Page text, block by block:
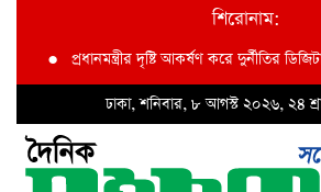
শিরোনাম:
দৃষ্টি আকর্ষণ করে দুর্নীতির ডিজিটাল
ঢাকা, শনিবার, ৮ আগস্ট ২০২৬, ২৪